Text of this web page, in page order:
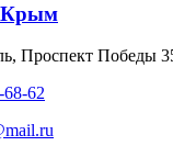
Крым
, Проспект Победы
68-62